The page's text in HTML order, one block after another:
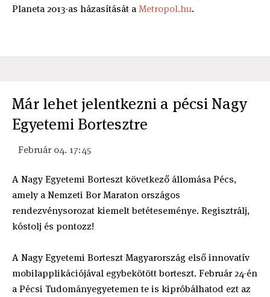
Planeta 2013-as házasítását aMetropol.hu.
Már lehet jelentkezni a pécsi Nagy
Egyetemi Bortesztre
Február 04. 17:45
A Nagy Egyetemi Borteszt következő állomása Pécs,
amely a Nemzeti Bor Maraton országos
rendezvénysorozat kiemelt betéteseménye. Regisztrálj,
kóstolj és pontozz!
A Nagy Egyetemi Borteszt Magyarország első innovatív
mobilapplikációjával egybekötött borteszt. Február 24-én
a Pécsi Tudományegyetemen te is kipróbálhatod ezt az